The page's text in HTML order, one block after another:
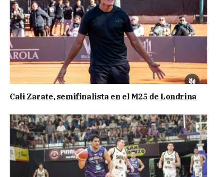
Cali Zarate, semifinalista en el M25 de Londrina